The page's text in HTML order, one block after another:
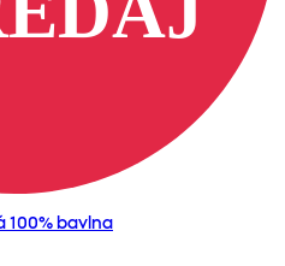
100% bavlna